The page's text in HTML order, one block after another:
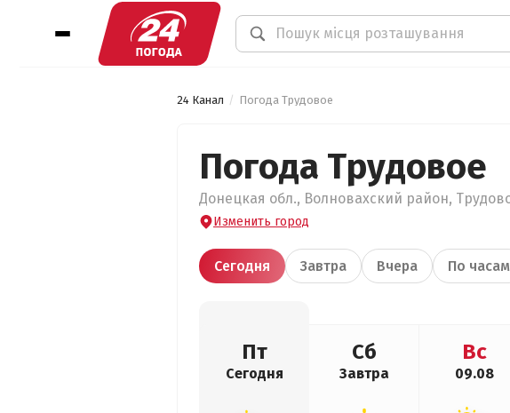
24 Канал Погода Трудовое
Погода Трудовое
Донецкая обл., Волновахский район,
Изменить город
Сегодня Завтра Вчера По часам
Пт
Сегодня
Сб
Завтра
Вс
09.08